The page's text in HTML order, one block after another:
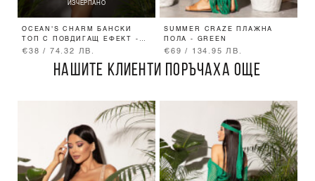
ИЗЧЕРПАНО
OCEAN'S CHARM БАНСКИ
ТОП С ПОВДИГАЩ ЕФЕКТ -
GREEN
€38 / 74.32 ЛВ.
SUMMER CRAZE ПЛАЖНА
ПОЛА - GREEN
€69 / 134.95 ЛВ.
НАШИТЕ КЛИЕНТИ ПОРЪЧАХА ОЩЕ